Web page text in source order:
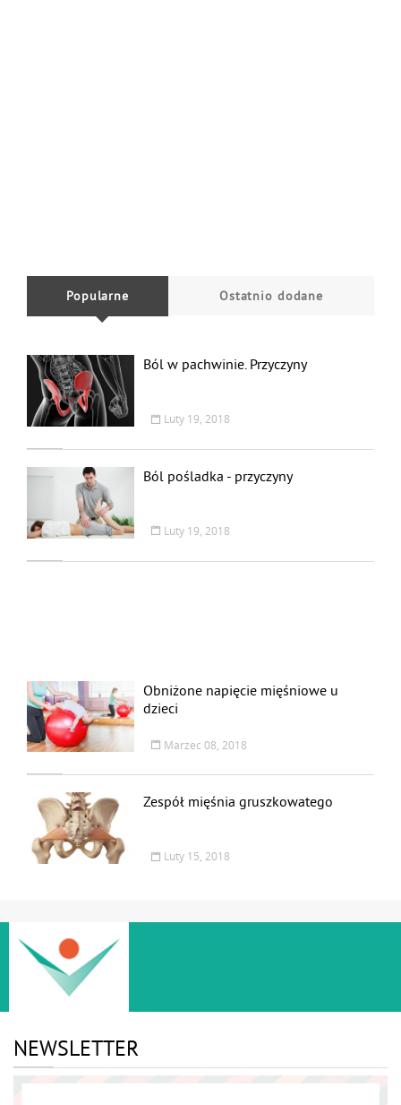
Popularne Ostatnio dodane
Ból w pachwinie. Przyczyny
Luty 19, 2018
Ból pośladka - przyczyny
Luty 19, 2018
Obniżone napięcie mięśniowe u
dzieci
Marzec 08, 2018
Zespół mięśnia gruszkowatego
Luty 15, 2018
NEWSLETTER